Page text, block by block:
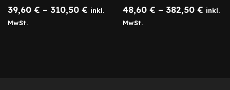
39,60 € – 310,50 € inkl.
MwSt.
48,60 € – 382,50 € inkl.
MwSt.